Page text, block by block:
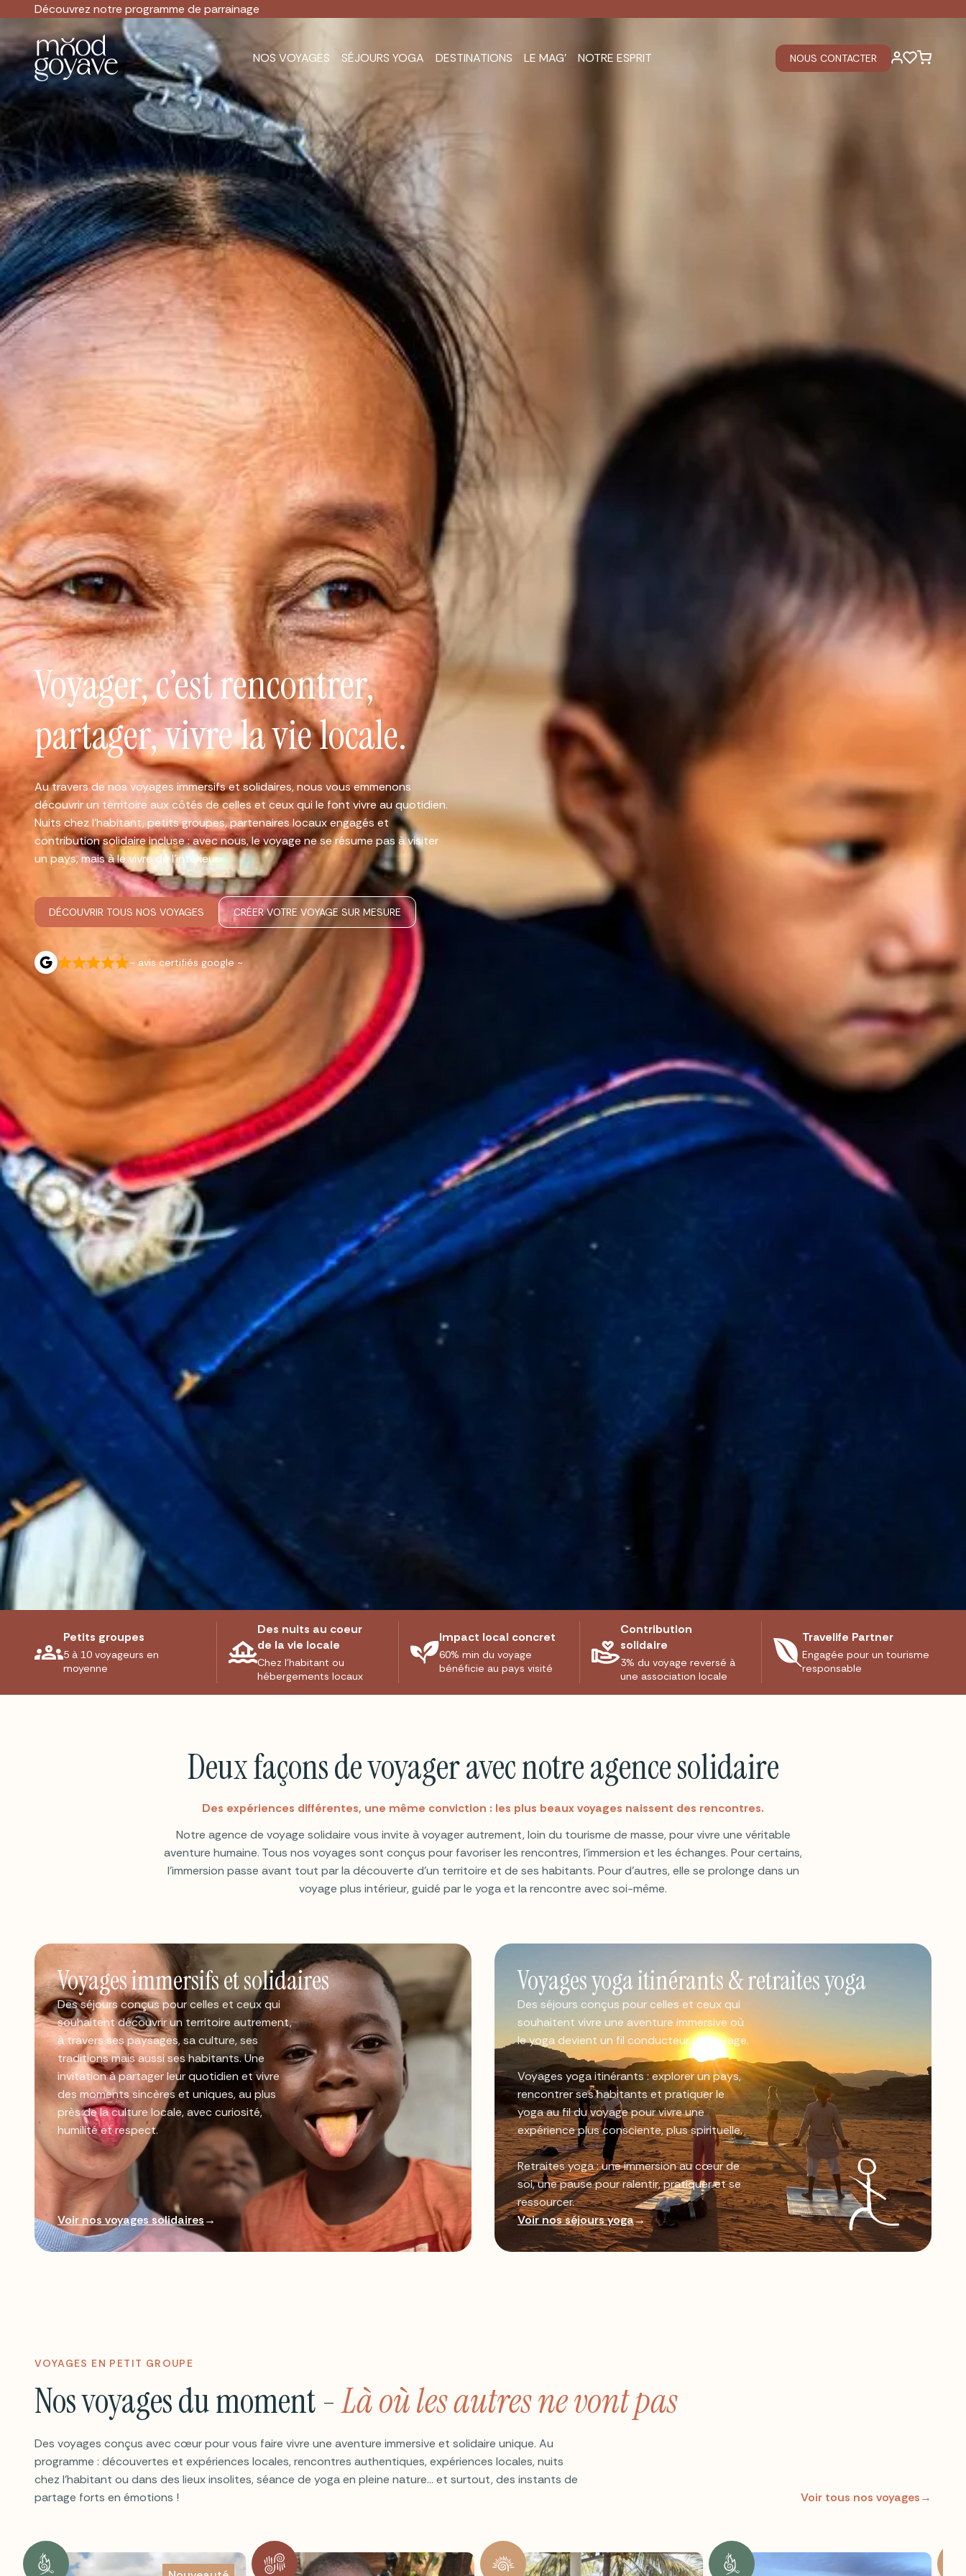
Découvrez notre programme de parrainage
NOS VOYAGES SÉJOURS YOGA DESTINATIONS LE MAG’ NOTRE ESPRIT NOUS CONTACTER
Voyager, c’est rencontrer,
partager, vivre la vie locale.
Au travers de nos voyages immersifs et solidaires, nous vous emmenons
découvrir un territoire aux côtés de celles et ceux qui le font vivre au quotidien.
Nuits chez l'habitant, petits groupes, partenaires locaux engagés et
contribution solidaire incluse : avec nous, le voyage ne se résume pas à visiter
un pays, mais à le vivre de l'intérieur.
DÉCOUVRIR TOUS NOS VOYAGES CRÉER VOTRE VOYAGE SUR MESURE
~ avis certifiés google ~
Petits groupes
5 à 10 voyageurs en
moyenne
Des nuits au coeur
de la vie locale
Chez l'habitant ou
hébergements locaux
Impact local concret
60% min du voyage
bénéficie au pays visité
Contribution
solidaire
3% du voyage reversé à
une association locale
Travelife Partner
Engagée pour un tourisme
responsable
Deux façons de voyager avec notre agence solidaire
Des expériences différentes, une même conviction : les plus beaux voyages naissent des rencontres.
Notre agence de voyage solidaire vous invite à voyager autrement, loin du tourisme de masse, pour vivre une véritable
aventure humaine. Tous nos voyages sont conçus pour favoriser les rencontres, l'immersion et les échanges. Pour certains,
l'immersion passe avant tout par la découverte d'un territoire et de ses habitants. Pour d'autres, elle se prolonge dans un
voyage plus intérieur, guidé par le yoga et la rencontre avec soi-même.
Voyages immersifs et solidaires
Des séjours conçus pour celles et ceux qui
souhaitent découvrir un territoire autrement,
à travers ses paysages, sa culture, ses
traditions mais aussi ses habitants. Une
invitation à partager leur quotidien et vivre
des moments sincères et uniques, au plus
près de la culture locale, avec curiosité,
humilité et respect.
Voir nos voyages solidaires→
Voyages yoga itinérants & retraites yoga
Des séjours conçus pour celles et ceux qui
souhaitent vivre une aventure immersive où
le yoga devient un fil conducteur du voyage.
Voyages yoga itinérants : explorer un pays,
rencontrer ses habitants et pratiquer le
yoga au fil du voyage pour vivre une
expérience plus consciente, plus spirituelle.
Retraites yoga : une immersion au cœur de
soi, une pause pour ralentir, pratiquer et se
ressourcer.
Voir nos séjours yoga→
VOYAGES EN PETIT GROUPE
Nos voyages du moment-Là où les autres ne vont pas
Des voyages conçus avec cœur pour vous faire vivre une aventure immersive et solidaire unique. Au
programme : découvertes et expériences locales, rencontres authentiques, expériences locales, nuits
chez l’habitant ou dans des lieux insolites, séance de yoga en pleine nature… et surtout, des instants de
partage forts en émotions !
Voir tous nos voyages→